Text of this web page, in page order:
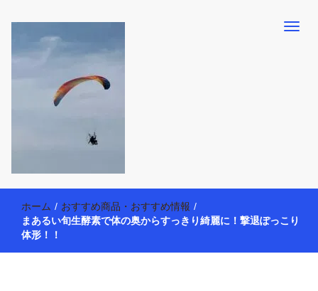
働く母の40代を楽しむ方法
ー活動を通して、豊かな生活を楽しんでいます。懸賞やモニター生
活だけでなく、大好きな【旅行・温泉・食育・美容健康アイテム探
索】も全力で楽しみます。
ホーム / おすすめ商品・おすすめ情報 /
まあるい旬生酵素で体の奥からすっきり綺麗に！撃退ぽっこり
体形！！